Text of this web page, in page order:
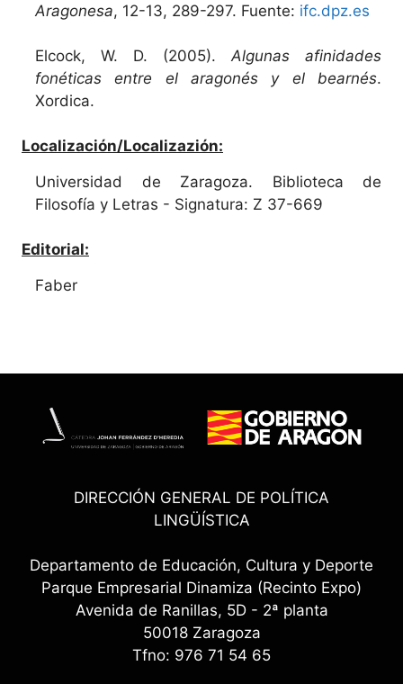
Aragonesa, 12-13, 289-297. Fuente: ifc.dpz.es
Elcock, W. D. (2005). Algunas afinidades
fonéticas entre el aragonés y el bearnés.
Xordica.
Localización/Localizazión:
Universidad de Zaragoza. Biblioteca de
Filosofía y Letras - Signatura: Z 37-669
Editorial:
Faber
DIRECCIÓN GENERAL DE POLÍTICA
LINGÜÍSTICA
Departamento de Educación, Cultura y Deporte
Parque Empresarial Dinamiza (Recinto Expo)
Avenida de Ranillas, 5D - 2ª planta
50018 Zaragoza
Tfno: 976 71 54 65